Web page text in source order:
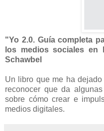
"Yo 2.0. Guía completa
los medios sociales en
Schawbel
Un libro que me ha
reconocer que da
sobre cómo crear e
medios digitales.